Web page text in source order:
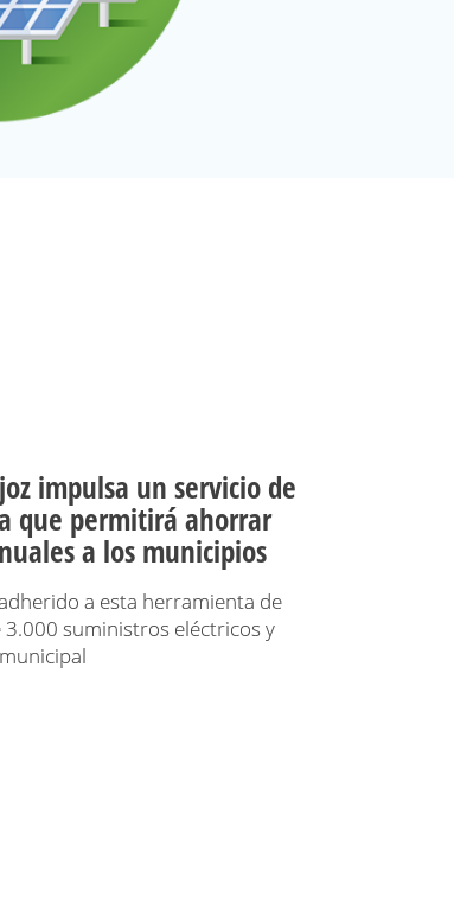
impulsa un servicio de
que permitirá ahorrar
a los municipios
a esta herramienta de
suministros eléctricos y